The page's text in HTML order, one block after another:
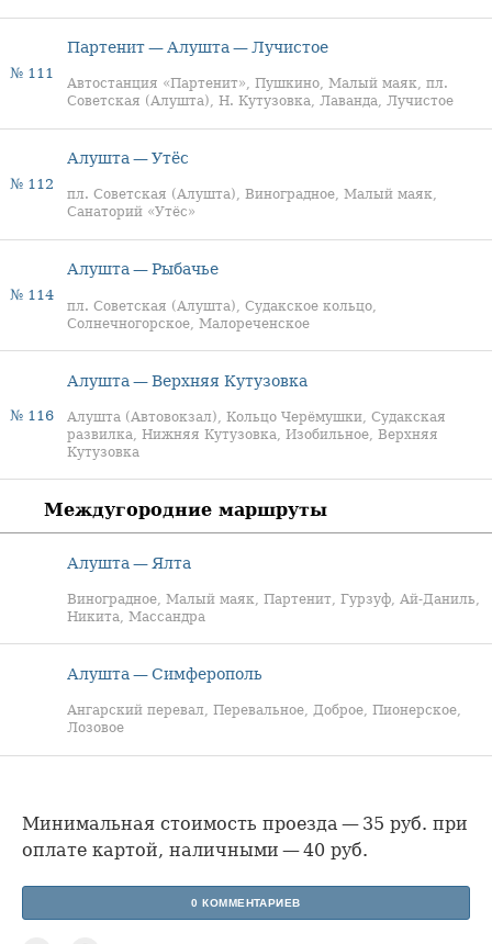
№ 111
Партенит — Алушта — Лучистое
Автостанция «Партенит», Пушкино, Малый маяк, пл.
Советская (Алушта), Н. Кутузовка, Лаванда, Лучистое
№ 112
Алушта — Утёс
пл. Советская (Алушта), Виноградное, Малый маяк,
Санаторий «Утёс»
№ 114
Алушта — Рыбачье
пл. Советская (Алушта), Судакское кольцо,
Солнечногорское, Малореченское
№ 116
Алушта — Верхняя Кутузовка
Алушта (Автовокзал), Кольцо Черёмушки, Судакская
развилка, Нижняя Кутузовка, Изобильное, Верхняя
Кутузовка
Междугородние маршруты
Алушта — Ялта
Виноградное, Малый маяк, Партенит, Гурзуф, Ай-Даниль,
Никита, Массандра
Алушта — Симферополь
Ангарский перевал, Перевальное, Доброе, Пионерское,
Лозовое
Минимальная стоимость проезда — 35 руб. при
оплате картой, наличными — 40 руб.
0 КОММЕНТАРИЕВ